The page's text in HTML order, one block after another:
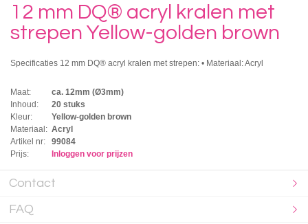
12 mm DQ® acryl kralen met
strepen Yellow-golden brown
Specificaties 12 mm DQ® acryl kralen met strepen: • Materiaal: Acryl
Maat:
ca. 12mm (Ø3mm)
Inhoud:
20 stuks
Kleur:
Yellow-golden brown
Materiaal: Acryl
Artikel nr:
99084
Prijs:
Inloggen voor prijzen
Contact
FAQ